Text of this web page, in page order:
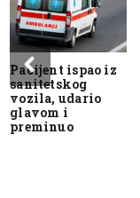
Pacijent ispao iz
sanitetskog
vozila, udario
glavom i
preminuo